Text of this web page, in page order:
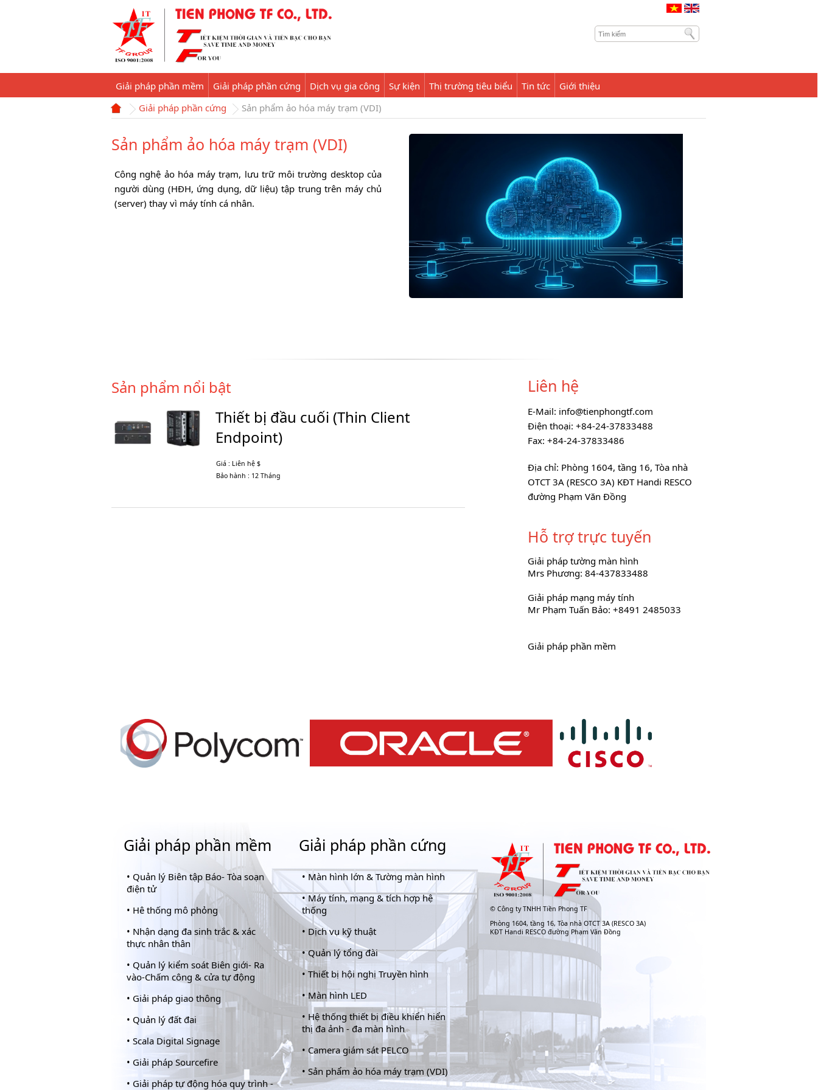
Giải pháp phần mềm Giải pháp phần cứng Dịch vụ gia công Sự kiện Thị trường tiêu biểu Tin tức
Giới thiệu
Giải pháp phần cứng
Sản phẩm ảo hóa máy trạm (VDI)
Sản phẩm ảo hóa máy trạm (VDI)
Công nghệ ảo hóa máy trạm, lưu trữ môi trường desktop của
người dùng (HĐH, ứng dụng, dữ liệu) tập trung trên máy chủ
(server) thay vì máy tính cá nhân.
Sản phẩm nổi bật
Thiết bị đầu cuối (Thin Client
Endpoint)
Giá : Liên hệ $
Bảo hành : 12 Tháng
Liên hệ
E-Mail: info@tienphongtf.com
Điện thoại: +84-24-37833488
Fax: +84-24-37833486
Địa chỉ: Phòng 1604, tầng 16, Tòa nhà
OTCT 3A (RESCO 3A) KĐT Handi RESCO
đường Phạm Văn Đồng
Hỗ trợ trực tuyến
Giải pháp tường màn hình
Mrs Phương: 84-437833488
Giải pháp mạng máy tính
Mr Phạm Tuấn Bảo: +8491 2485033
Giải pháp phần mềm
Giải pháp phần mềm
• Quản lý Biên tập Báo- Tòa soạn
điện tử
• Hê thống mô phỏng
• Nhận dạng đa sinh trắc & xác
thực nhân thân
• Quản lý kiểm soát Biên giới- Ra
vào-Chấm công & cửa tự động
• Giải pháp giao thông
• Quản lý đất đai
• Scala Digital Signage
• Giải pháp Sourcefire
• Giải pháp tự động hóa quy trình -
Giải pháp phần cứng
• Màn hình lớn & Tường màn hình
•Máy tính, mạng & tích hợp hệ
thống
• Dịch vụ kỹ thuật
•Quản lý tổng đài
•Thiết bị hội nghị Truyền hình
•Màn hình LED
• Hệ thống thiết bị điều khiển hiển
thị đa ảnh - đa màn hình
•Camera giám sát PELCO
•Sản phẩm ảo hóa máy trạm (VDI)
©Công ty TNHH Tiền Phong TF
Phòng 1604, tầng 16, Tòa nhà OTCT 3A (RESCO 3A)
KĐT Handi RESCO đường Phạm Văn Đồng